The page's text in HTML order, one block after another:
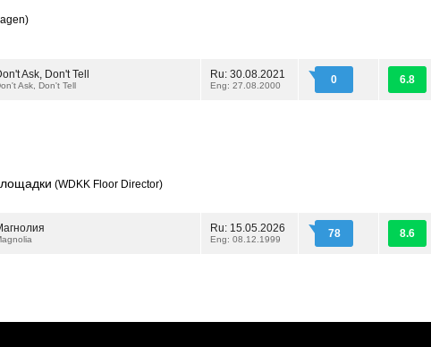
Ask, Don't Tell
Ask, Don't Tell
Ru: 30.08.2021
Eng: 27.08.2000 0 6.8
(WDKK Floor Director)
Ru: 15.05.2026
Eng: 08.12.1999 78 8.6